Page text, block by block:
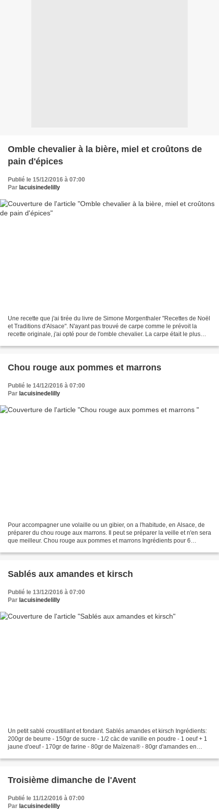
Omble chevalier à la bière, miel et croûtons de
pain d'épices
Publié le 15/12/2016 à 07:00
Par lacuisinedelilly
Une recette que j'ai tirée du livre de Simone Morgenthaler "Recettes de Noël
et Traditions d'Alsace". N'ayant pas trouvé de carpe comme le prévoit la
recette originale, j'ai opté pour de l'omble chevalier. La carpe était le plus
Chou rouge aux pommes et marrons
Publié le 14/12/2016 à 07:00
Par lacuisinedelilly
Pour accompagner une volaille ou un gibier, on a l'habitude, en Alsace, de
préparer du chou rouge aux marrons. Il peut se préparer la veille et n'en sera
que meilleur. Chou rouge aux pommes et marrons Ingrédients pour 6
Sablés aux amandes et kirsch
Publié le 13/12/2016 à 07:00
Par lacuisinedelilly
Un petit sablé croustillant et fondant. Sablés amandes et kirsch Ingrédients:
200gr de beurre - 150gr de sucre - 1/2 càc de vanille en poudre - 1 oeuf + 1
jaune d'oeuf - 170gr de farine - 80gr de Maïzena® - 80gr d'amandes en
Troisième dimanche de l'Avent
Publié le 11/12/2016 à 07:00
Par lacuisinedelilly